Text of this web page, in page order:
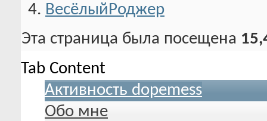
ВесёлыйРоджер
Эта страница была посещена
Tab Content
Активность dopemess
Обо мне